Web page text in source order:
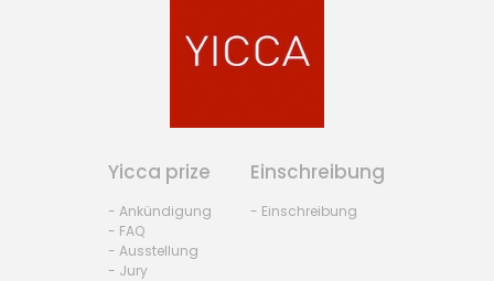
Yicca prize
- Ankündigung
- FAQ
- Ausstellung
- Jury
Einschreibung
- Einschreibung